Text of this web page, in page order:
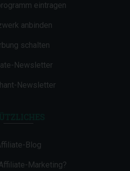
eintragen
anbinden
schalten
Newsletter
Newsletter
Blog
Marketing?